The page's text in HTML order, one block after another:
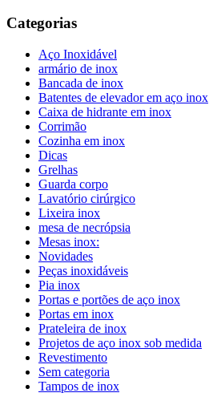
Categorias
Aço Inoxidável
armário de inox
Bancada de inox
Batentes de elevador em aço inox
Caixa de hidrante em inox
Corrimão
Cozinha em inox
Dicas
Grelhas
Guarda corpo
Lavatório cirúrgico
Lixeira inox
mesa de necrópsia
Mesas inox:
Novidades
Peças inoxidáveis
Pia inox
Portas e portões de aço inox
Portas em inox
Prateleira de inox
Projetos de aço inox sob medida
Revestimento
Sem categoria
Tampos de inox